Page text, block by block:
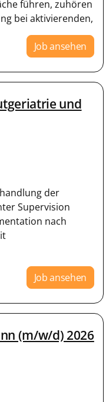
führen, zuhören
bei aktivierenden,
Job ansehen
und
der
Supervision
nach
Job ansehen
(m/w/d) 2026